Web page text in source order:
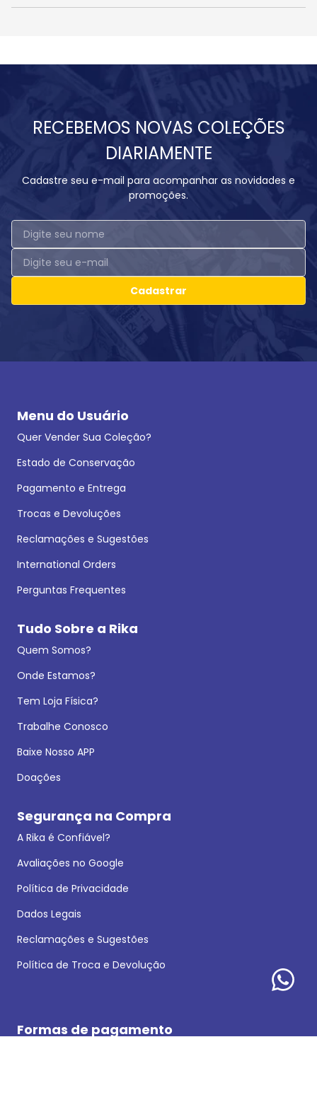
RECEBEMOS NOVAS COLEÇÕES
DIARIAMENTE
Cadastre seu e-mail para acompanhar as novidades e
promoções.
Cadastrar
Menu do Usuário
Quer Vender Sua Coleção?
Estado de Conservação
Pagamento e Entrega
Trocas e Devoluções
Reclamações e Sugestões
International Orders
Perguntas Frequentes
Tudo Sobre a Rika
Quem Somos?
Onde Estamos?
Tem Loja Física?
Trabalhe Conosco
Baixe Nosso APP
Doações
Segurança na Compra
A Rika é Confiável?
Avaliações no Google
Política de Privacidade
Dados Legais
Reclamações e Sugestões
Política de Troca e Devolução
Formas de pagamento